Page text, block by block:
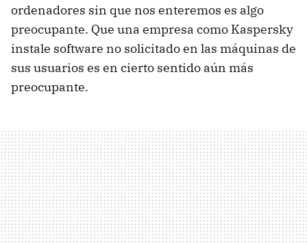
ordenadores sin que nos enteremos es algo
preocupante. Que una empresa como Kaspersky
instale software no solicitado en las máquinas de
sus usuarios es en cierto sentido aún más
preocupante.